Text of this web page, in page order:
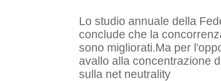
Lo studio annuale della
conclude che la
sono migliorati.Ma per
avallo alla concentrazione
sulla net neutrality